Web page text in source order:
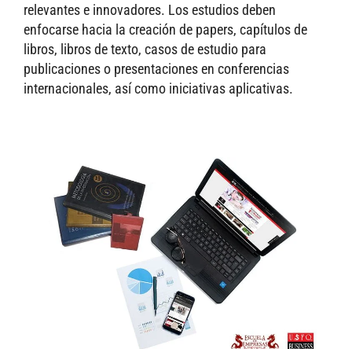
relevantes e innovadores. Los estudios deben
enfocarse hacia la creación de papers, capítulos de
libros, libros de texto, casos de estudio para
publicaciones o presentaciones en conferencias
internacionales, así como iniciativas aplicativas.